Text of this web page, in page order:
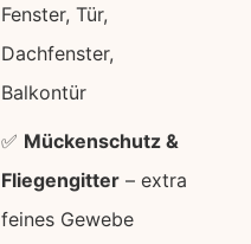
Fenster, Tür,
Dachfenster,
Balkontür
✅ Mückenschutz &
Fliegengitter – extra
feines Gewebe